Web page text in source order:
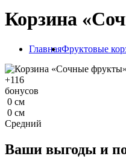
Корзина
ГлавнаяФруктовые
+116
бонусов
0 см
0 см
Средний
Ваши выгоды и